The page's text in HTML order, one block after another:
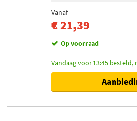
Vanaf
€ 21,39
Op voorraad
Vandaag voor 13:45 besteld,